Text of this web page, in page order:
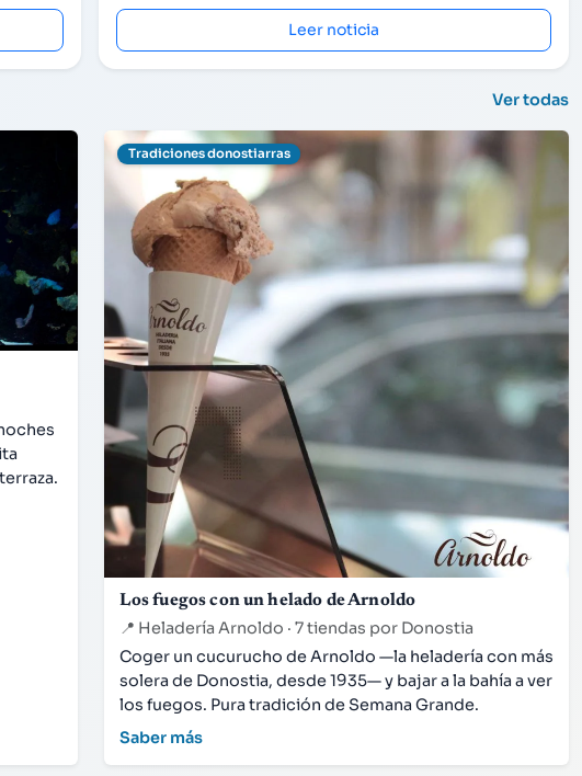
Leer noticia
Ver todas
Tradiciones donostiarras
Los fuegos con un helado de Arnoldo
📍 Heladería Arnoldo · 7 tiendas por Donostia
Coger un cucurucho de Arnoldo —la heladería con más
solera de Donostia, desde 1935— y bajar a la bahía a ver
los fuegos. Pura tradición de Semana Grande.
Saber más